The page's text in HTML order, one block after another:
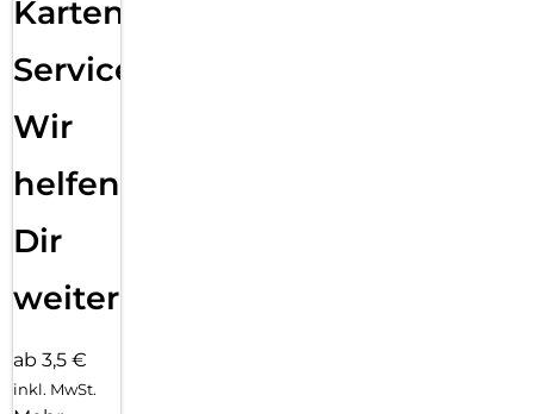
Karten
Service:
Wir
helfen
Dir
weiter
ab 3,5 €
inkl. MwSt.